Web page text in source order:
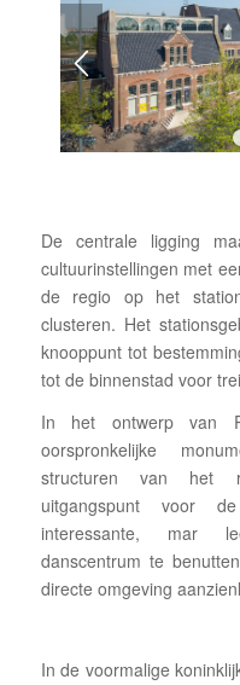
De centrale ligging
cultuurinstellingen met
de regio op het
clusteren. Het
knooppunt tot
tot de binnenstad voor
In het ontwerp van
oorspronkelijke
structuren van het
uitgangspunt voor
interessante, mar
danscentrum te
directe omgeving
In de voormalige